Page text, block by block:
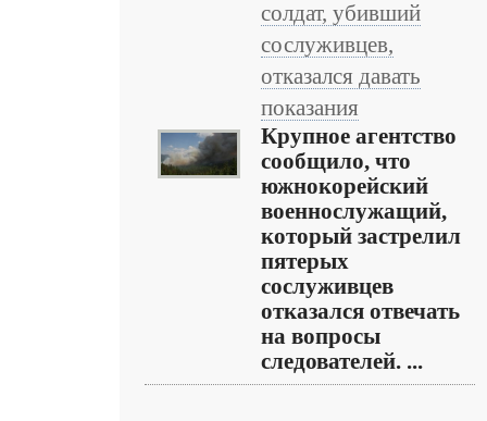
солдат, убивший
сослуживцев,
отказался давать
показания
Крупное агентство
сообщило, что
южнокорейский
военнослужащий,
который застрелил
пятерых
сослуживцев
отказался отвечать
на вопросы
следователей. ...